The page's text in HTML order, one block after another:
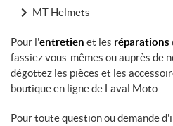
MT Helmets
Pour l'entretien et les réparations
fassiez vous-mêmes ou auprès de
dégottez les pièces et les
boutique en ligne de Laval Moto.
Pour toute question ou demande